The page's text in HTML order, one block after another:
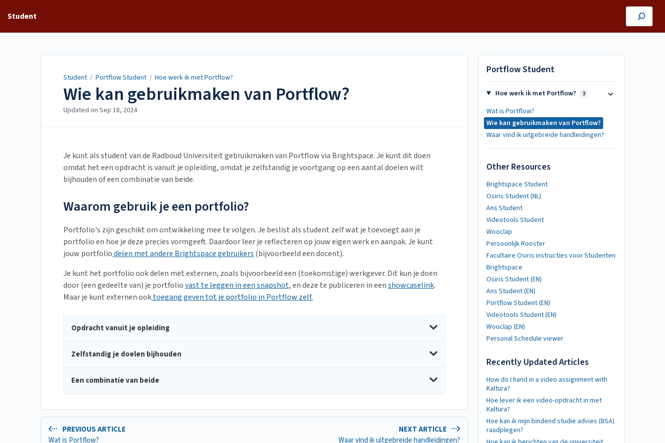
Student
Student / Portflow Student / Hoe werk ik met Portflow?
Wie kan gebruikmaken van Portflow?
Updated on Sep 18, 2024
Je kunt als student van de Radboud Universiteit gebruikmaken van Portflow via Brightspace. Je kunt dit doen
omdat het een opdracht is vanuit je opleiding, omdat je zelfstandig je voortgang op een aantal doelen wilt
bijhouden of een combinatie van beide.
Waarom gebruik je een portfolio?
Portfolio's zijn geschikt om ontwikkeling mee te volgen. Je beslist als student zelf wat je toevoegt aan je
portfolio en hoe je deze precies vormgeeft. Daardoor leer je reflecteren op jouw eigen werk en aanpak. Je kunt
jouw portfoliodelen met andere Brightspace gebruikers (bijvoorbeeld een docent).
Je kunt het portfolio ook delen met externen, zoals bijvoorbeeld een (toekomstige) werkgever. Dit kun je doen
door (een gedeelte van) je portfoliovast te leggen in een snapshot,en deze te publiceren in eenshowcaselink.
Maar je kunt externen ooktoegang geven tot je portfolio in Portflow zelf.
Opdracht vanuit je opleiding
Zelfstandig je doelen bijhouden
Een combinatie van beide
PREVIOUS ARTICLE
Wat is Portflow?
NEXT ARTICLE
Waar vind ik uitgebreide handleidingen?
Portflow Student
Hoe werk ik met Portflow? 3
Wat is Portflow?
Wie kan gebruikmaken van Portflow?
Waar vind ik uitgebreide handleidingen?
Other Resources
Brightspace Student
Osiris Student (NL)
Ans Student
Videotools Student
Wooclap
Persoonlijk Rooster
Facultaire Osiris instructies voor Studenten
Brightspace
Osiris Student (EN)
Ans Student (EN)
Portflow Student (EN)
Videotools Student (EN)
Wooclap (EN)
Personal Schedule viewer
Recently Updated Articles
How do I hand in a video assignment with
Kaltura?
Hoe lever ik een video-opdracht in met
Kaltura?
Hoe kan ik mijn bindend studie advies (BSA)
raadplegen?